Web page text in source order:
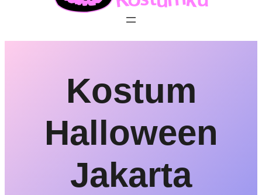
Kostum
Halloween
Jakarta